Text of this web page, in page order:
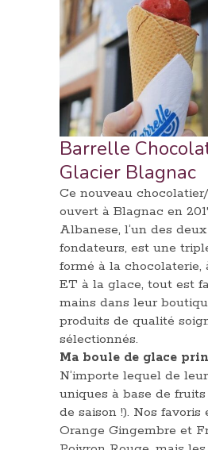
Barrelle
Glacier Blagnac
Ce nouveau
ouvert à Blagnac en
Albanese, l’un des
fondateurs, est une
formé à la chocolaterie,
ET à la glace, tout est
mains dans leur
produits de qualité
sélectionnés.
Ma boule de glace
N’importe lequel de
uniques à base de
de saison !). Nos
Orange Gingembre et